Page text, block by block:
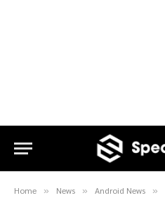
Home » News » Android News »